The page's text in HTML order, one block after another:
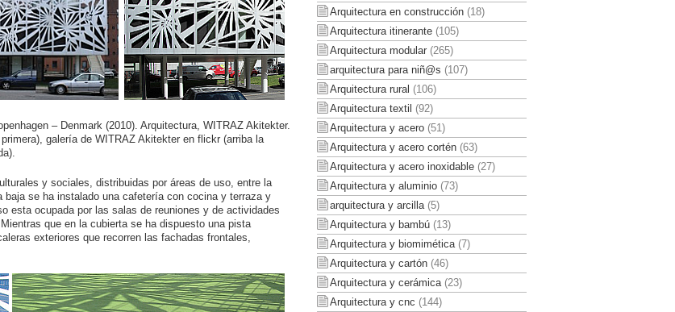
– Denmark (2010). Arquitectura, WITRAZ Akitekter.
galería de WITRAZ Akitekter en flickr (arriba la
y sociales, distribuidas por áreas de uso, entre la
se ha instalado una cafetería con cocina y terraza y
esta ocupada por las salas de reuniones y de actividades
que en la cubierta se ha dispuesto una pista
exteriores que recorren las fachadas frontales,
Arquitectura en construcción(18)
Arquitectura itinerante(105)
Arquitectura modular(265)
arquitectura para niñ@s (107)
Arquitectura rural (106)
Arquitectura textil (92)
Arquitectura y acero(51)
Arquitectura y acero cortén(63)
Arquitectura y acero inoxidable(27)
Arquitectura y aluminio(73)
arquitectura y arcilla(5)
Arquitectura y bambú(13)
Arquitectura y biomimética(7)
Arquitectura y cartón(46)
Arquitectura y cerámica(23)
Arquitectura y cnc (144)